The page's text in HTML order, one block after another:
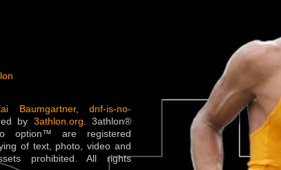
Baumgartner, dnf-is-no-
by 3athlon.org . 3athlon®
option™ are registered
of text, photo, video and
prohibited. All rights